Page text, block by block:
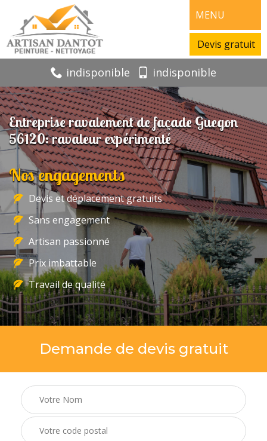
MENU
Devis gratuit
indisponible indisponible
Entreprise ravalement de façade Guegon
56120: ravaleur expérimenté
Nos engagements
Devis et déplacement gratuits
Sans engagement
Artisan passionné
Prix imbattable
Travail de qualité
Demande de devis gratuit